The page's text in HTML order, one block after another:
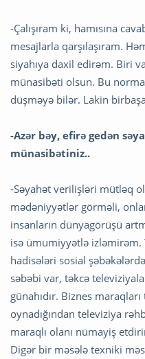
-Çalışıram ki, hamısına
mesajlarla qarşılaşıram.
siyahıya daxil edirəm. Biri
münasibəti olsun. Bu
düşməyə bilər. Lakin
-Azər bəy, efirə gedən
münasibətiniz..
-Səyahət verilişləri mütləq
mədəniyyətlər görməli,
insanların dünyagörüşü
isə ümumiyyətlə izləmirəm.
hadisələri sosial
səbəbi var, təkcə
günahıdır. Biznes
oynadığından televiziya
maraqlı olanı nümayiş
Digər bir məsələ texniki